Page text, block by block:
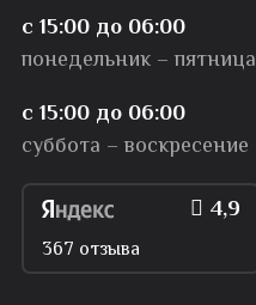
с 15:00 до 06:00
понедельник – пятница
с 15:00 до 06:00
суббота – воскресение
4,9
367 отзыва